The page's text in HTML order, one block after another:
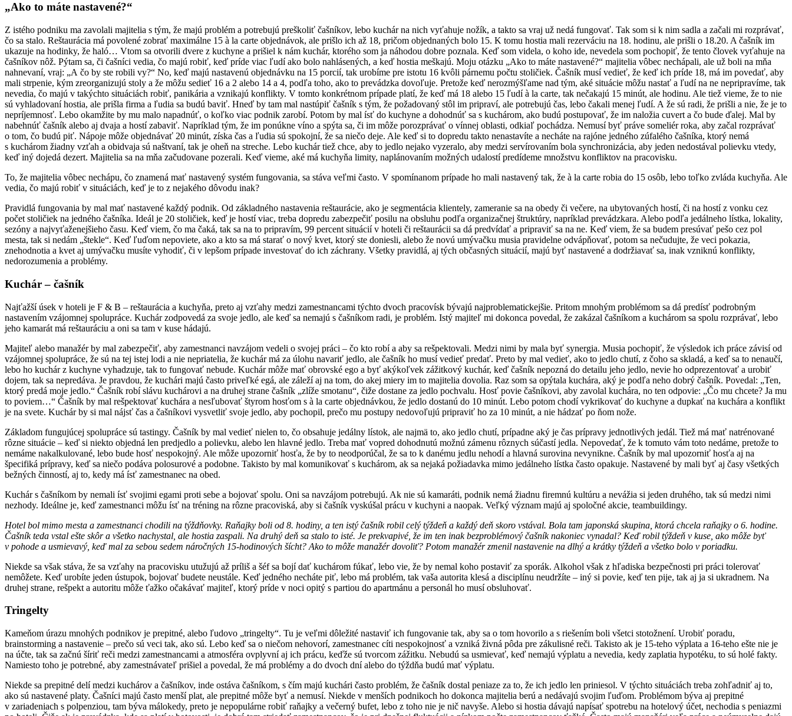
„Ako to máte nastavené?“
Z istého podniku ma zavolali majitelia s tým, že majú problém a potrebujú preškoliť čašníkov, lebo kuchár na nich vyťahuje nožík, a takto sa vraj už nedá fungovať. Tak som si k nim sadla a začali mi rozprávať,
čo sa stalo. Reštaurácia má povolené zobrať maximálne 15 à la carte objednávok, ale prišlo ich až 18, pričom objednaných bolo 15. K tomu hostia mali rezerváciu na 18. hodinu, ale prišli o 18.20. A čašník im
ukazuje na hodinky, že haló… Vtom sa otvorili dvere z kuchyne a prišiel k nám kuchár, ktorého som ja náhodou dobre poznala. Keď som videla, o koho ide, nevedela som pochopiť, že tento človek vyťahuje na
čašníkov nôž. Pýtam sa, či čašníci vedia, čo majú robiť, keď príde viac ľudí ako bolo nahlásených, a keď hostia meškajú. Moju otázku „Ako to máte nastavené?“ majitelia vôbec nechápali, ale už boli na mňa
nahnevaní, vraj: „A čo by ste robili vy?“ No, keď majú nastavenú objednávku na 15 porcií, tak urobíme pre istotu 16 kvôli párnemu počtu stoličiek. Čašník musí vedieť, že keď ich príde 18, má im povedať, aby
mali strpenie, kým zreorganizujú stoly a že môžu sedieť 16 a 2 alebo 14 a 4, podľa toho, ako to prevádzka dovoľuje. Pretože keď nerozmýšľame nad tým, aké situácie môžu nastať a ľudí na ne nepripravíme, tak
nevedia, čo majú v takýchto situáciách robiť, panikária a vznikajú konflikty. V tomto konkrétnom prípade platí, že keď má 18 alebo 15 ľudí à la carte, tak nečakajú 15 minút, ale hodinu. Ale tiež vieme, že to nie
sú vyhladovaní hostia, ale prišla firma a ľudia sa budú baviť. Hneď by tam mal nastúpiť čašník s tým, že požadovaný stôl im pripraví, ale potrebujú čas, lebo čakali menej ľudí. A že sú radi, že prišli a nie, že je to
nepríjemnosť. Lebo okamžite by mu malo napadnúť, o koľko viac podnik zarobí. Potom by mal ísť do kuchyne a dohodnúť sa s kuchárom, ako budú postupovať, že im naložia cuvert a čo bude ďalej. Mal by
nabehnúť čašník alebo aj dvaja a hostí zabaviť. Napríklad tým, že im ponúkne víno a spýta sa, či im môže porozprávať o vínnej oblasti, odkiaľ pochádza. Nemusí byť práve someliér roka, aby začal rozprávať
o tom, čo budú piť. Nápoje môže objednávať 20 minút, získa čas a ľudia sú spokojní, že sa niečo deje. Ale keď si to dopredu takto nenastavíte a necháte na rajóne jedného zúfalého čašníka, ktorý nemá
s kuchárom žiadny vzťah a obidvaja sú naštvaní, tak je oheň na streche. Lebo kuchár tiež chce, aby to jedlo nejako vyzeralo, aby medzi servírovaním bola synchronizácia, aby jeden nedostával polievku vtedy,
keď iný dojedá dezert. Majitelia sa na mňa začudovane pozerali. Keď vieme, aké má kuchyňa limity, naplánovaním možných udalostí predídeme množstvu konfliktov na pracovisku.
To, že majitelia vôbec nechápu, čo znamená mať nastavený systém fungovania, sa stáva veľmi často. V spomínanom prípade ho mali nastavený tak, že à la carte robia do 15 osôb, lebo toľko zvláda kuchyňa. Ale
vedia, čo majú robiť v situáciách, keď je to z nejakého dôvodu inak?
Pravidlá fungovania by mal mať nastavené každý podnik. Od základného nastavenia reštaurácie, ako je segmentácia klientely, zameranie sa na obedy či večere, na ubytovaných hostí, či na hostí z vonku cez
počet stoličiek na jedného čašníka. Ideál je 20 stoličiek, keď je hostí viac, treba dopredu zabezpečiť posilu na obsluhu podľa organizačnej štruktúry, napríklad prevádzkara. Alebo podľa jedálneho lístka, lokality,
sezóny a najvyťaženejšieho času. Keď viem, čo ma čaká, tak sa na to pripravím, 99 percent situácií v hoteli či reštaurácii sa dá predvídať a pripraviť sa na ne. Keď viem, že sa budem presúvať pešo cez pol
mesta, tak si nedám „štekle“. Keď ľuďom nepoviete, ako a kto sa má starať o nový kvet, ktorý ste doniesli, alebo že novú umývačku musia pravidelne odvápňovať, potom sa nečudujte, že veci pokazia,
znehodnotia a kvet aj umývačku musíte vyhodiť, či v lepšom prípade investovať do ich záchrany. Všetky pravidlá, aj tých občasných situácií, majú byť nastavené a dodržiavať sa, inak vzniknú konflikty,
nedorozumenia a problémy.
Kuchár – čašník
Najťažší úsek v hoteli je F & B – reštaurácia a kuchyňa, preto aj vzťahy medzi zamestnancami týchto dvoch pracovísk bývajú najproblematickejšie. Pritom mnohým problémom sa dá predísť podrobným
nastavením vzájomnej spolupráce. Kuchár zodpovedá za svoje jedlo, ale keď sa nemajú s čašníkom radi, je problém. Istý majiteľ mi dokonca povedal, že zakázal čašníkom a kuchárom sa spolu rozprávať, lebo
jeho kamarát má reštauráciu a oni sa tam v kuse hádajú.
Majiteľ alebo manažér by mal zabezpečiť, aby zamestnanci navzájom vedeli o svojej práci – čo kto robí a aby sa rešpektovali. Medzi nimi by mala byť synergia. Musia pochopiť, že výsledok ich práce závisí od
vzájomnej spolupráce, že sú na tej istej lodi a nie nepriatelia, že kuchár má za úlohu navariť jedlo, ale čašník ho musí vedieť predať. Preto by mal vedieť, ako to jedlo chutí, z čoho sa skladá, a keď sa to nenaučí,
lebo ho kuchár z kuchyne vyhadzuje, tak to fungovať nebude. Kuchár môže mať obrovské ego a byť akýkoľvek zážitkový kuchár, keď čašník nepozná do detailu jeho jedlo, nevie ho odprezentovať a urobiť
dojem, tak sa nepredáva. Je pravdou, že kuchári majú často priveľké egá, ale záleží aj na tom, do akej miery im to majitelia dovolia. Raz som sa opýtala kuchára, aký je podľa neho dobrý čašník. Povedal: „Ten,
ktorý predá moje jedlo.“ Čašník robí slávu kuchárovi a na druhej strane čašník „zlíže smotanu“, čiže dostane za jedlo pochvalu. Hosť povie čašníkovi, aby zavolal kuchára, no ten odpovie: „Čo mu chcete? Ja mu
to poviem…“ Čašník by mal rešpektovať kuchára a nesľubovať štyrom hosťom s à la carte objednávkou, že jedlo dostanú do 10 minút. Lebo potom chodí vykrikovať do kuchyne a dupkať na kuchára a konflikt
je na svete. Kuchár by si mal nájsť čas a čašníkovi vysvetliť svoje jedlo, aby pochopil, prečo mu postupy nedovoľujú pripraviť ho za 10 minút, a nie hádzať po ňom nože.
Základom fungujúcej spolupráce sú tastingy. Čašník by mal vedieť nielen to, čo obsahuje jedálny lístok, ale najmä to, ako jedlo chutí, prípadne aký je čas prípravy jednotlivých jedál. Tiež má mať natrénované
rôzne situácie – keď si niekto objedná len predjedlo a polievku, alebo len hlavné jedlo. Treba mať vopred dohodnutú možnú zámenu rôznych súčastí jedla. Nepovedať, že k tomuto vám toto nedáme, pretože to
nemáme nakalkulované, lebo bude hosť nespokojný. Ale môže upozorniť hosťa, že by to neodporúčal, že sa to k danému jedlu nehodí a hlavná surovina nevynikne. Čašník by mal upozorniť hosťa aj na
špecifiká prípravy, keď sa niečo podáva polosurové a podobne. Takisto by mal komunikovať s kuchárom, ak sa nejaká požiadavka mimo jedálneho lístka často opakuje. Nastavené by mali byť aj časy všetkých
bežných činností, aj to, kedy má ísť zamestnanec na obed.
Kuchár s čašníkom by nemali ísť svojimi egami proti sebe a bojovať spolu. Oni sa navzájom potrebujú. Ak nie sú kamaráti, podnik nemá žiadnu firemnú kultúru a nevážia si jeden druhého, tak sú medzi nimi
nezhody. Ideálne je, keď zamestnanci môžu ísť na tréning na rôzne pracoviská, aby si čašník vyskúšal prácu v kuchyni a naopak. Veľký význam majú aj spoločné akcie, teambuildingy.
Hotel bol mimo mesta a zamestnanci chodili na týždňovky. Raňajky boli od 8. hodiny, a ten istý čašník robil celý týždeň a každý deň skoro vstával. Bola tam japonská skupina, ktorá chcela raňajky o 6. hodine.
Čašník teda vstal ešte skôr a všetko nachystal, ale hostia zaspali. Na druhý deň sa stalo to isté. Je prekvapivé, že im ten inak bezproblémový čašník nakoniec vynadal? Keď robil týždeň v kuse, ako môže byť
v pohode a usmievavý, keď mal za sebou sedem náročných 15-hodinových šícht? Ako to môže manažér dovoliť? Potom manažér zmenil nastavenie na dlhý a krátky týždeň a všetko bolo v poriadku.
Niekde sa však stáva, že sa vzťahy na pracovisku utužujú až príliš a šéf sa bojí dať kuchárom fúkať, lebo vie, že by nemal koho postaviť za sporák. Alkohol však z hľadiska bezpečnosti pri práci tolerovať
nemôžete. Keď urobíte jeden ústupok, bojovať budete neustále. Keď jedného necháte piť, lebo má problém, tak vaša autorita klesá a disciplínu neudržíte – iný si povie, keď ten pije, tak aj ja si ukradnem. Na
druhej strane, rešpekt a autoritu môže ťažko očakávať majiteľ, ktorý príde v noci opitý s partiou do apartmánu a personál ho musí obsluhovať.
Tringelty
Kameňom úrazu mnohých podnikov je prepitné, alebo ľudovo „tringelty“. Tu je veľmi dôležité nastaviť ich fungovanie tak, aby sa o tom hovorilo a s riešením boli všetci stotožnení. Urobiť poradu,
brainstorming a nastavenie – prečo sú veci tak, ako sú. Lebo keď sa o niečom nehovorí, zamestnanec cíti nespokojnosť a vzniká živná pôda pre zákulisné reči. Takisto ak je 15-teho výplata a 16-teho ešte nie je
na účte, tak sa začnú šíriť reči medzi zamestnancami a atmosféra ovplyvní aj ich prácu, keďže sú tvorcom zážitku. Nebudú sa usmievať, keď nemajú výplatu a nevedia, kedy zaplatia hypotéku, to sú holé fakty.
Namiesto toho je potrebné, aby zamestnávateľ prišiel a povedal, že má problémy a do dvoch dní alebo do týždňa budú mať výplatu.
Niekde sa prepitné delí medzi kuchárov a čašníkov, inde ostáva čašníkom, s čím majú kuchári často problém, že čašník dostal peniaze za to, že ich jedlo len priniesol. V týchto situáciách treba zohľadniť aj to,
ako sú nastavené platy. Čašníci majú často menší plat, ale prepitné môže byť a nemusí. Niekde v menších podnikoch ho dokonca majitelia berú a nedávajú svojim ľuďom. Problémom býva aj prepitné
v zariadeniach s polpenziou, tam býva málokedy, preto je nepopulárne robiť raňajky a večerný bufet, lebo z toho nie je nič navyše. Alebo si hostia dávajú napísať spotrebu na hotelový účet, nechodia s peniazmi